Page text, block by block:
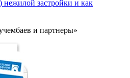
нежилой застройки и как
и партнеры»